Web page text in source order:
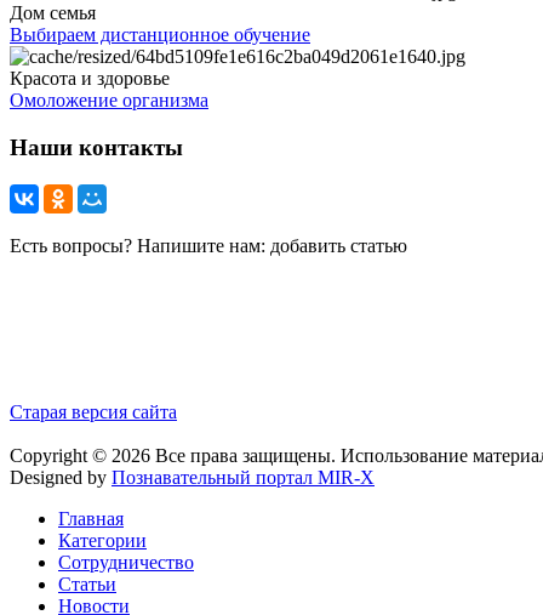
Дом семья
Выбираем дистанционное обучение
Красота и здоровье
Омоложение организма
Наши контакты
Есть вопросы? Напишите нам: добавить статью
Старая версия сайта
Copyright © 2026 Все права защищены. Использование
Designed by Познавательный портал MIR-X
Главная
Категории
Сотрудничество
Статьи
Новости